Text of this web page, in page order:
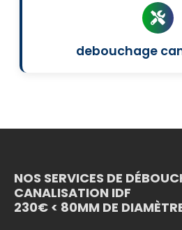
debouchage
NOS SERVICES DE
CANALISATION IDF
230€ < 80MM DE